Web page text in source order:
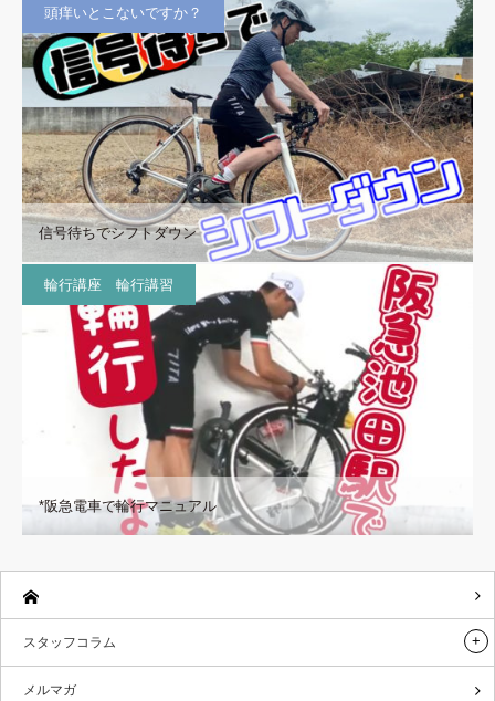
頭痒いとこないですか？
信号待ちでシフトダウン
輪行講座 輪行講習
*阪急電車で輪行マニュアル
スタッフコラム
メルマガ